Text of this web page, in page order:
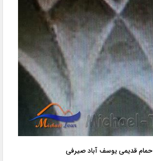
حمام قدیمی یوسف آباد صیرفی